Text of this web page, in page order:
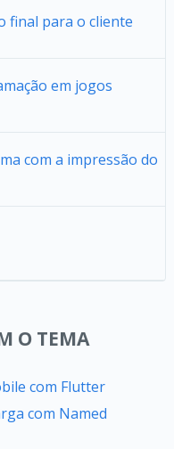
final para o cliente
em jogos
com a impressão do
O TEMA
com Flutter
com Named